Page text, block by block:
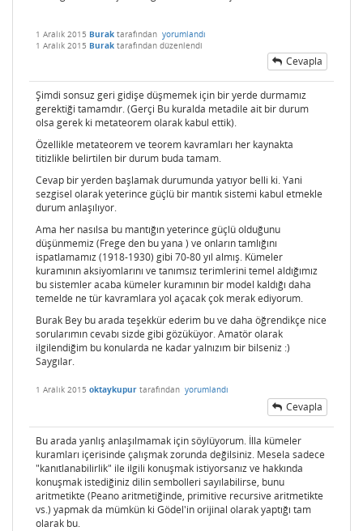
1 Aralık 2015 Burak tarafından yorumlandı
1 Aralık 2015 Burak tarafından düzenlendi
Cevapla
Şimdi sonsuz geri gidişe düşmemek için bir yerde durmamız
gerektiği tamamdır. (Gerçi Bu kuralda metadile ait bir durum
olsa gerek ki metateorem olarak kabul ettik).
Özellikle metateorem ve teorem kavramları her kaynakta
titizlikle belirtilen bir durum buda tamam.
Cevap bir yerden başlamak durumunda yatıyor belli ki. Yani
sezgisel olarak yeterince güçlü bir mantık sistemi kabul etmekle
durum anlaşılıyor.
Ama her nasılsa bu mantığın yeterince güçlü olduğunu
düşünmemiz (Frege den bu yana ) ve onların tamlığını
ispatlamamız (1918-1930) gibi 70-80 yıl almış. Kümeler
kuramının aksiyomlarını ve tanımsız terimlerini temel aldığımız
bu sistemler acaba kümeler kuramının bir model kaldığı daha
temelde ne tür kavramlara yol açacak çok merak ediyorum.
Burak Bey bu arada teşekkür ederim bu ve daha öğrendikçe nice
sorularımın cevabı sizde gibi gözüküyor. Amatör olarak
ilgilendiğim bu konularda ne kadar yalnızım bir bilseniz :)
Saygılar.
1 Aralık 2015 oktaykupur tarafından yorumlandı
Cevapla
Bu arada yanlış anlaşılmamak için söylüyorum. İlla kümeler
kuramları içerisinde çalışmak zorunda değilsiniz. Mesela sadece
"kanıtlanabilirlik" ile ilgili konuşmak istiyorsanız ve hakkında
konuşmak istediğiniz dilin sembolleri sayılabilirse, bunu
aritmetikte (Peano aritmetiğinde, primitive recursive aritmetikte
vs.) yapmak da mümkün ki Gödel'in orijinal olarak yaptığı tam
olarak bu.